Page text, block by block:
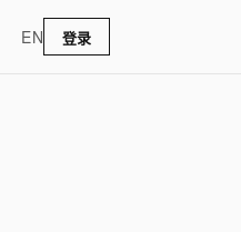
EN 登录